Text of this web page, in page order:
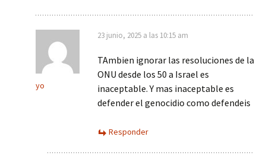
yo
23 junio, 2025 a las 10:15 am
TAmbien ignorar las resoluciones de la
ONU desde los 50 a Israel es
inaceptable. Y mas inaceptable es
defender el genocidio como defendeis
Responder